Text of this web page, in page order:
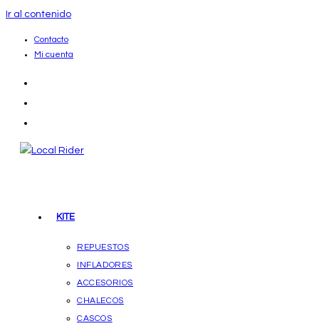
Ir al contenido
Contacto
Mi cuenta
KITE
REPUESTOS
INFLADORES
ACCESORIOS
CHALECOS
CASCOS